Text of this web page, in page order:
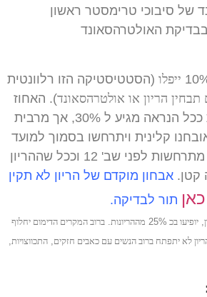
של סיבוכי טרימסטר ראשון
בבדיקת האולטרהסאונד
ייפלו (הסטטיסטיקה הזו רלוונטית
תבחין הריון או אולטרהסאונד). האחוז
האמיתי של ההפלות ככל הנראה מגיע ל 30%, אך מרבית
קלינית ויתרחשו בסמוך למועד
הווסת. רוב ההפלות מתרחשות לפני שב' 12 וככל שההריון
קטן. אבחון מוקדם של הריון לא תקין
כאן תור לבדיקה.
יופיעו בכ 25% מההריונות ברוב המקרים הדימום יחלוף
לא יתפתח ברוב הנשים עם כאבים חזקים התכווצויות